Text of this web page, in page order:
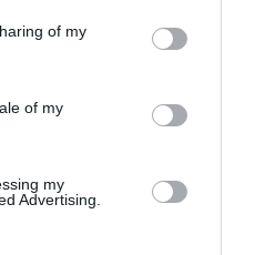
of my
of my
my
Advertising.
έτσι ο κόσμος να μπορεί να
σήμερα!
θα παρουσιάσετε
μας περισσότερο
μιας καλής παραγωγής